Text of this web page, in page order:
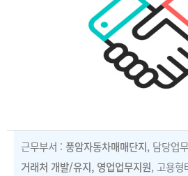
근무부서 : 풍암자동차매매단지, 담당업
거래처 개발/유지, 영업업무지원, 고용형